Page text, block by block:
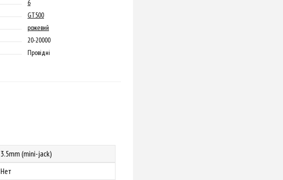
6
GT500
рожевий
20-20000
Провідні
3.5mm (mini-jack)
Нет